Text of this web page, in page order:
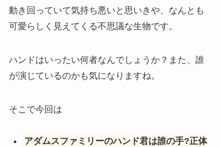
動き回っていて気持ち悪いと思いきや、なんとも
可愛らしく見えてくる不思議な生物です。
ハンドはいったい何者なんでしょうか？また、誰
が演じているのかも気になりますね。
そこで今回は
アダムスファミリーのハンド君は誰の手?正体